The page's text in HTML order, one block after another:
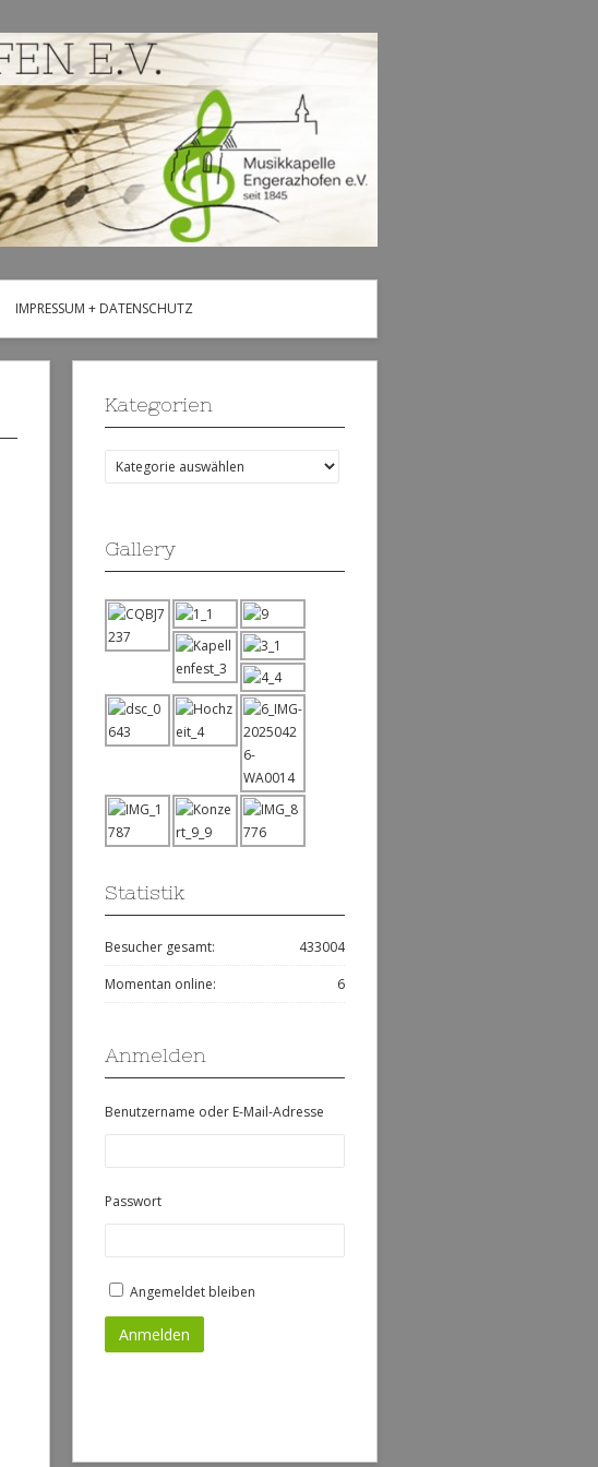
IMPRESSUM + DATENSCHUTZ
Kategorien
Kategorien
Gallery
Statistik
433004
Besucher gesamt:
6
Momentan online:
Anmelden
Benutzername oder E-Mail-Adresse
Passwort
Angemeldet bleiben
Anmelden